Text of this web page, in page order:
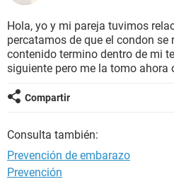
BIENESTAR
SEXUALIDAD
GLOSARIO
Hola, yo y mi pareja tuvimos
percatamos de que el condon se
contenido termino dentro de mi
siguiente pero me la tomo ahora
Compartir
Consulta también:
Prevención de embarazo
Prevención